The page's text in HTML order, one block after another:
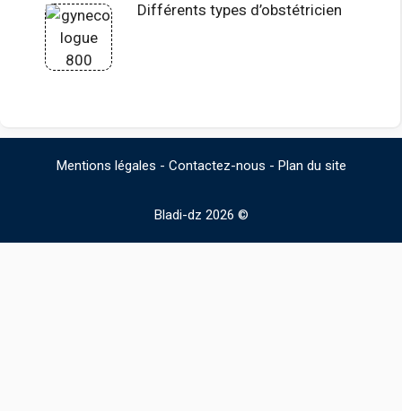
Différents types d’obstétricien
Mentions légales - Contactez-nous - Plan du site
Bladi-dz 2026 ©